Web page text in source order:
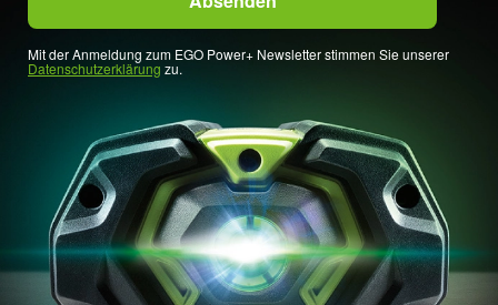
Mit der Anmeldung zum EGO Power+ Newsletter stimmen Sie unserer
Datenschutzerklärung zu.